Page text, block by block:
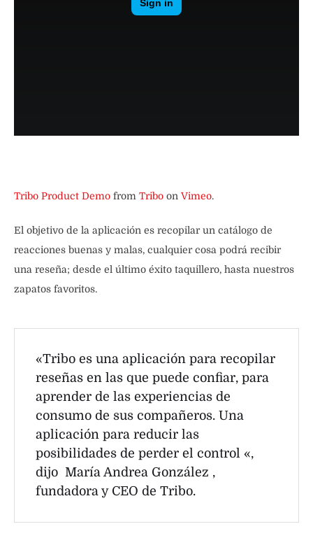
Tribo Product Demo from Tribo on Vimeo.
El objetivo de la aplicación es recopilar un catálogo de
reacciones buenas y malas, cualquier cosa podrá recibir
una reseña; desde el último éxito taquillero, hasta nuestros
zapatos favoritos.
«Tribo es una aplicación para recopilar
reseñas en las que puede confiar, para
aprender de las experiencias de
consumo de sus compañeros. Una
aplicación para reducir las
posibilidades de perder el control «,
dijo María Andrea González ,
fundadora y CEO de Tribo.